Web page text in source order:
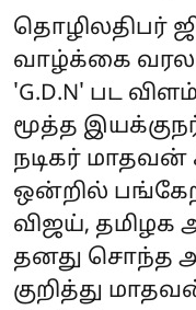
தொழிலதிபர்
வாழ்க்கை
'G.D.N' பட
மூத்த
நடிகர் மாதவன்
ஒன்றில்
விஜய், தமிழக
தனது சொந்த
குறித்து